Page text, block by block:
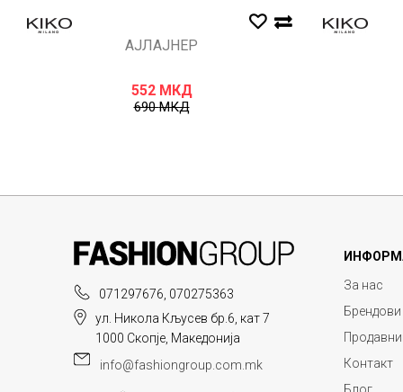
АЈЛАЈНЕР
552 МКД
690МКД
071297676, 070275363
ул. Никола Кљусев бр.6, кат 7
1000 Скопје, Македонија
info@fashiongroup.com.mk
За нас
Брендови
Контакт
Блог